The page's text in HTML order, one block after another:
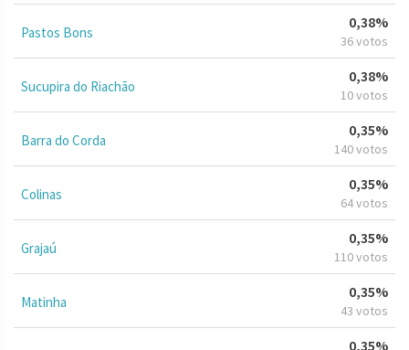
Pastos Bons
0,38%
36 votos
Sucupira do Riachão
0,38%
10 votos
Barra do Corda
0,35%
140 votos
Colinas
0,35%
64 votos
Grajaú
0,35%
110 votos
Matinha
0,35%
43 votos
0,35%